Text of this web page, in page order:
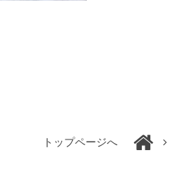
トップページへ